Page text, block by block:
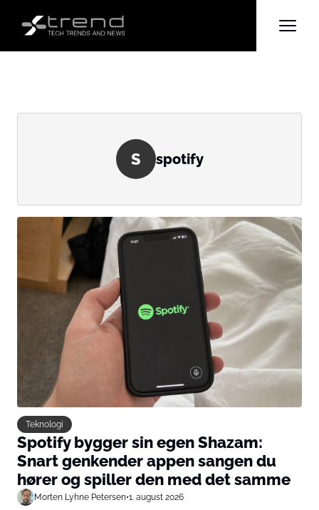
S spotify
Teknologi
Spotify bygger sin egen Shazam:
Snart genkender appen sangen du
hører og spiller den med det samme
Morten Lyhne Petersen•1. august 2026